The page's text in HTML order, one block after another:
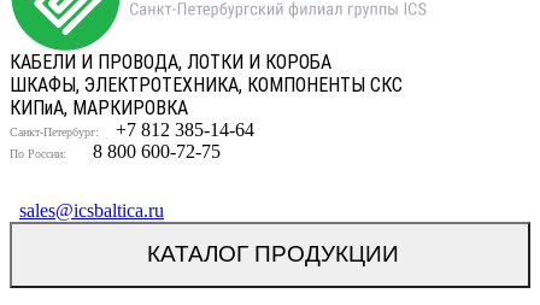
КАБЕЛИ И ПРОВОДА, ЛОТКИ И КОРОБА
ШКАФЫ, ЭЛЕКТРОТЕХНИКА, КОМПОНЕНТЫ СКС
КИПиА, МАРКИРОВКА
Санкт-Петербург: +7 812 385-14-64
По России: 8 800 600-72-75
sales@icsbaltica.ru
КАТАЛОГ ПРОДУКЦИИ